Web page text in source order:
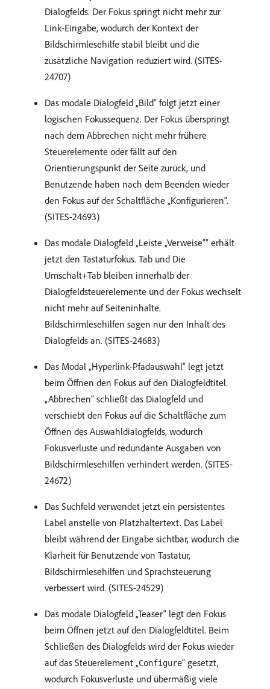
Dialogfelds. Der Fokus springt nicht mehr zur
Link-Eingabe, wodurch der Kontext der
Bildschirmlesehilfe stabil bleibt und die
zusätzliche Navigation reduziert wird. (SITES-
24707)
Das modale Dialogfeld „Bild“ folgt jetzt einer
logischen Fokussequenz. Der Fokus überspringt
nach dem Abbrechen nicht mehr frühere
Steuerelemente oder fällt auf den
Orientierungspunkt der Seite zurück, und
Benutzende haben nach dem Beenden wieder
den Fokus auf der Schaltfläche „Konfigurieren“.
(SITES-24693)
Das modale Dialogfeld „Leiste „Verweise““ erhält
jetzt den Tastaturfokus. Tab und Die
Umschalt+Tab bleiben innerhalb der
Dialogfeldsteuerelemente und der Fokus wechselt
nicht mehr auf Seiteninhalte.
Bildschirmlesehilfen sagen nur den Inhalt des
Dialogfelds an. (SITES-24683)
Das Modal „Hyperlink-Pfadauswahl“ legt jetzt
beim Öffnen den Fokus auf den Dialogfeldtitel.
„Abbrechen“ schließt das Dialogfeld und
verschiebt den Fokus auf die Schaltfläche zum
Öffnen des Auswahldialogfelds, wodurch
Fokusverluste und redundante Ausgaben von
Bildschirmlesehilfen verhindert werden. (SITES-
24672)
Das Suchfeld verwendet jetzt ein persistentes
Label anstelle von Platzhaltertext. Das Label
bleibt während der Eingabe sichtbar, wodurch die
Klarheit für Benutzende von Tastatur,
Bildschirmlesehilfen und Sprachsteuerung
verbessert wird. (SITES-24529)
Das modale Dialogfeld „Teaser“ legt den Fokus
beim Öffnen jetzt auf den Dialogfeldtitel. Beim
Schließen des Dialogfelds wird der Fokus wieder
auf das Steuerelement „Configure“ gesetzt,
wodurch Fokusverluste und übermäßig viele